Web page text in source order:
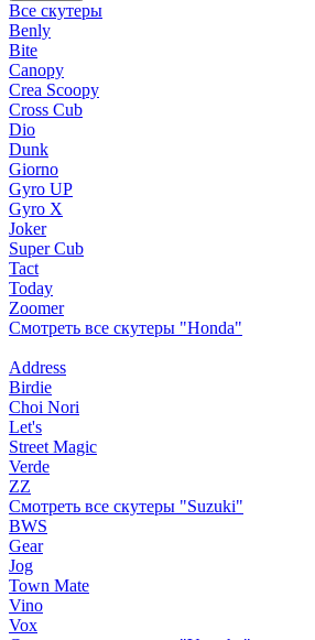
Все скутеры
Benly
Bite
Canopy
Crea Scoopy
Cross Cub
Dio
Dunk
Giorno
Gyro UP
Gyro X
Joker
Super Cub
Tact
Today
Zoomer
Смотреть все скутеры "Honda"
Address
Birdie
Choi Nori
Let's
Street Magic
Verde
ZZ
Смотреть все скутеры "Suzuki"
BWS
Gear
Jog
Town Mate
Vino
Vox